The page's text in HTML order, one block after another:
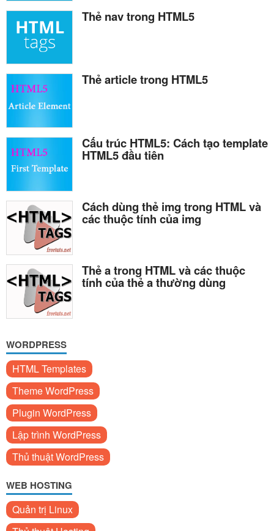
Thẻ nav trong HTML5
Thẻ article trong HTML5
Cấu trúc HTML5: Cách tạo template
HTML5 đầu tiên
Cách dùng thẻ img trong HTML và
các thuộc tính của img
Thẻ a trong HTML và các thuộc
tính của thẻ a thường dùng
WORDPRESS
HTML Templates
Theme WordPress
Plugin WordPress
Lập trình WordPress
Thủ thuật WordPress
WEB HOSTING
Quản trị Linux